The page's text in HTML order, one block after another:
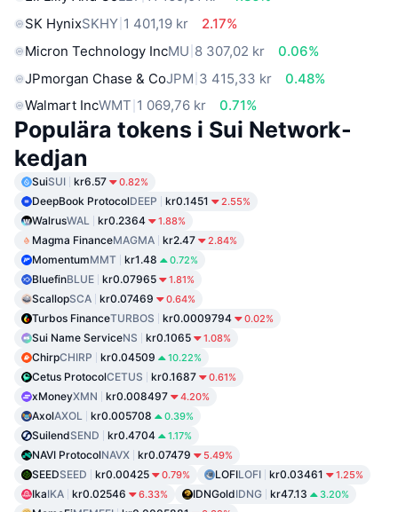
SK HynixSKHY 1 401,19 kr
2.17%
Micron Technology IncMU 8 307,02 kr
0.06%
JPmorgan Chase & CoJPM 3 415,33 kr
0.48%
Walmart IncWMT 1 069,76 kr 0.71%
Populära tokens i Sui Network-
kedjan
SuiSUI kr6.57 0.82%
DeepBook ProtocolDEEP kr0.1451 2.55%
WalrusWAL kr0.2364 1.88%
Magma FinanceMAGMA kr2.47 2.84%
MomentumMMT kr1.48 0.72%
BluefinBLUE kr0.07965 1.81%
ScallopSCA kr0.07469 0.64%
Turbos FinanceTURBOS kr0.0009794 0.02%
Sui Name ServiceNS kr0.1065 1.08%
ChirpCHIRP kr0.04509 10.22%
Cetus ProtocolCETUS kr0.1687 0.61%
xMoneyXMN kr0.008497 4.20%
AxolAXOL kr0.005708 0.39%
SuilendSEND kr0.4704 1.17%
NAVI ProtocolNAVX kr0.07479 5.49%
SEEDSEED kr0.00425 0.79% LOFILOFI kr0.03461 1.25%
IkaIKA kr0.02546 6.33% IDNGoldIDNG kr47.13 3.20%